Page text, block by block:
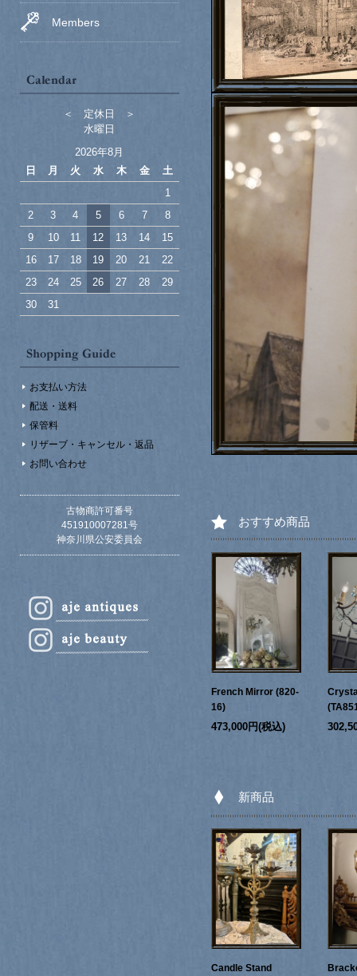
Members
＜ 定休日 ＞
水曜日
2026年8月
日
月 火 水 木 金
土
1
2
3 4 5 6 7
8
9
10 11 12 13 14
15
16
17 18 19 20 21
22
23
24 25 26 27 28
29
30
31
お支払い方法
配送・送料
保管料
リザーブ・キャンセル・返品
お問い合わせ
古物商許可番号
451910007281号
神奈川県公安委員会
おすすめ商品
French Mirror (820-
16)
473,000円(税込)
新商品
Candle Stand